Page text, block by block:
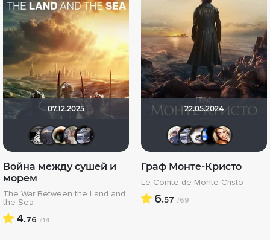
07.12.2025
lepshen kravchuk-k
Война между сушей и
морем
The War Between the Land and
the Sea
4.76 /14
22.05.2024
Граф Монте-Кристо
Le Comte de Monte-Cristo
6.57 /69